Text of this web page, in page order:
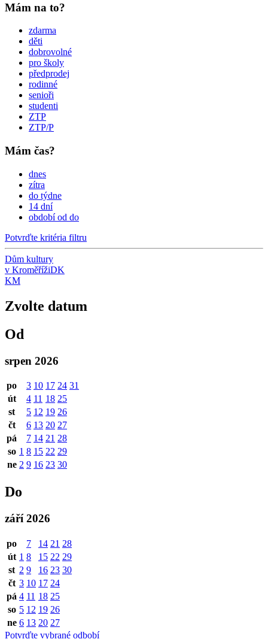
Mám na to?
zdarma
děti
dobrovolné
pro školy
předprodej
rodinné
senioři
studenti
ZTP
ZTP/P
Mám čas?
dnes
zítra
do týdne
14 dní
období od do
Potvrďte kritéria filtru
Dům kultury
v KroměřížiDK
KM
Zvolte datum
Od
srpen 2026
po 3 10 17 24 31
út
4 11 18 25
st
5 12 19 26
čt
6 13 20 27
pá
7 14 21 28
so 1 8 15 22 29
ne 2 9 16 23 30
Do
září 2026
po 7 14 21 28
út 1 8 15 22 29
st 2 9 16 23 30
čt 3 10 17 24
pá 4 11 18 25
so 5 12 19 26
ne 6 13 20 27
Potvrďte vybrané odbobí